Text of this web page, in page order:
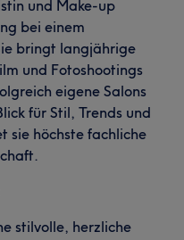
und Make-up
bei einem
bringt langjährige
und Fotoshootings
eigene Salons
für Stil, Trends und
sie höchste fachliche
stilvolle, herzliche